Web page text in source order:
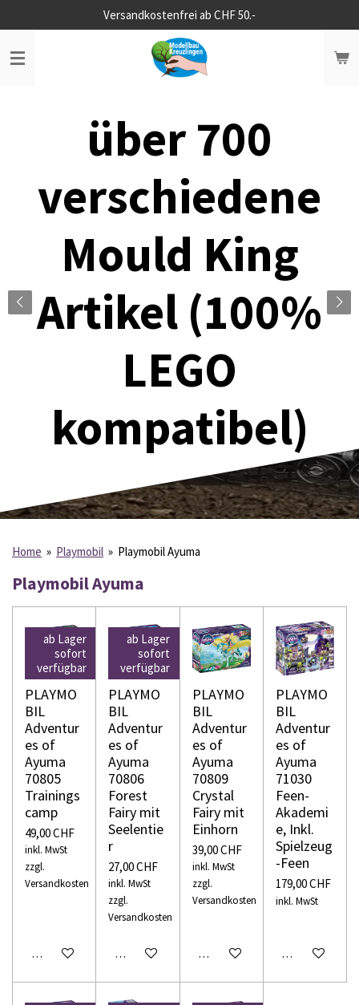
Hauptinhalt
springen
Versandkostenfrei ab CHF 50.-
über 700
verschiedene
Mould King
Artikel (100%
LEGO
kompatibel)
Home » Playmobil » Playmobil Ayuma
Playmobil Ayuma
ab Lager
sofort
verfügbar
PLAYMO
BIL
Adventur
es of
Ayuma
70805
Trainings
camp
49,00 CHF
inkl. MwSt
zzgl.
Versandkosten
In den Warenkorb
ab Lager
sofort
verfügbar
PLAYMO
BIL
Adventur
es of
Ayuma
70806
Forest
Fairy mit
Seelentie
r
27,00 CHF
inkl. MwSt
zzgl.
Versandkosten
In den Warenkorb
PLAYMO
BIL
Adventur
es of
Ayuma
70809
Crystal
Fairy mit
Einhorn
39,00 CHF
inkl. MwSt
zzgl.
Versandkosten
In den Warenkorb
PLAYMO
BIL
Adventur
es of
Ayuma
71030
Feen-
Akademi
e, Inkl.
Spielzeug
-Feen
179,00 CHF
inkl. MwSt
In den